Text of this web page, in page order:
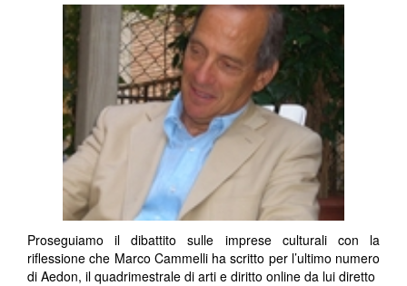
Proseguiamo il dibattito sulle imprese culturali con la
riflessione che Marco Cammelli ha scritto per l’ultimo numero
di Aedon, il quadrimestrale di arti e diritto online da lui diretto